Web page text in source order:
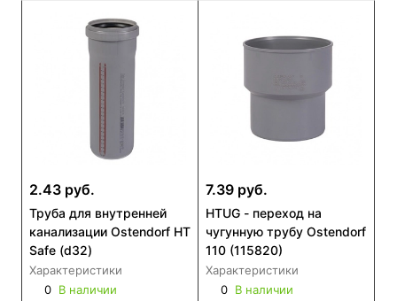
2.43 руб.
Труба для внутренней
канализации Ostendorf HT
Safe (d32)
Характеристики
0 В наличии
7.39 руб.
HTUG - переход на
чугунную трубу Ostendorf
110 (115820)
Характеристики
0 В наличии